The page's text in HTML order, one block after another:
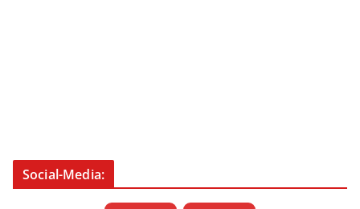
Social-Media: